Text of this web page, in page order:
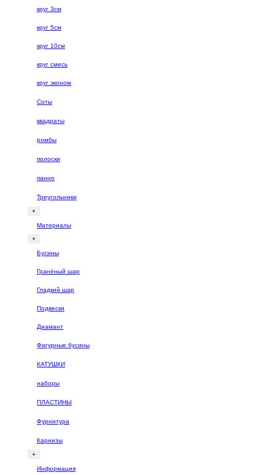
круг 3см
круг 5см
круг 10см
круг смесь
круг эконом
Соты
квадраты
ромбы
полоски
панно
Треугольники
+
Материалы
+
Бусины
Гранёный шар
Гладкий шар
Подвески
Диамант
Фигурные бусины
КАТУШКИ
наборы
ПЛАСТИНЫ
Фурнитура
Карнизы
+
Информация